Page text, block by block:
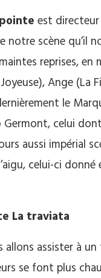
est
notre scène qu’il
reprises,
Ange (La
le
celui
aussi impérial
celui-ci
La traviata
assister à
se font plus